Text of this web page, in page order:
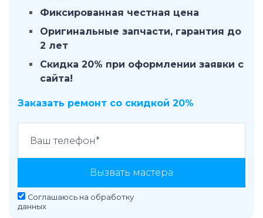
Фиксированная честная цена
Оригинальные запчасти, гарантия до
2 лет
Скидка 20% при оформлении заявки с
сайта!
Заказать ремонт со скидкой 20%
Вызвать мастера
Соглашаюсь на обработку
данных